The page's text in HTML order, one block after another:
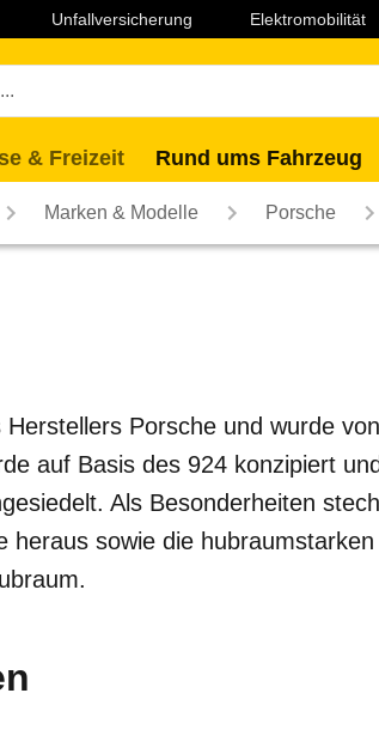
Unfallversicherung Elektromobilität
& Freizeit Rund ums Fahrzeug
Marken & Modelle Porsche
Porsche und wurde von
auf Basis des 924 konzipiert
Als Besonderheiten
heraus sowie die hubraumstarken